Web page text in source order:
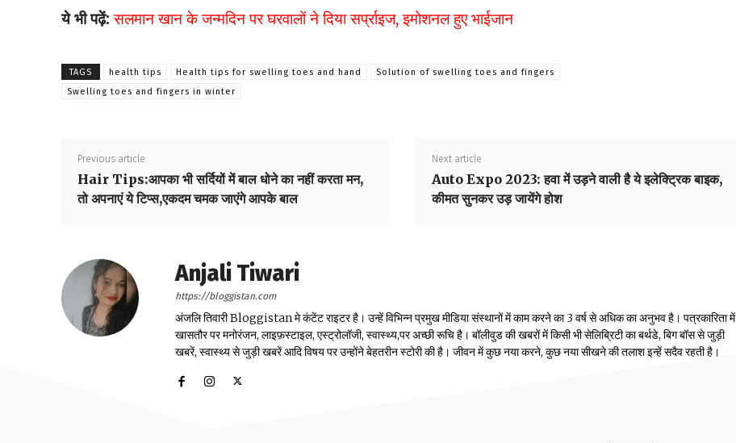
ये भी पढ़ें: सलमान खान के जन्मदिन पर घरवालों ने दिया सर्प्राइज, इमोशनल हुए भाईजान
TAGS health tips Health tips for swelling toes and hand
Solution of swelling toes and fingers
Swelling toes and fingers in winter
Previous article
Hair Tips:आपका भी सर्दियों में बाल धोने का नहीं करता मन,
तो अपनाएं ये टिप्स,एकदम चमक जाएंगे आपके बाल
Next article
Auto Expo 2023: हवा में उड़ने वाली है ये इलेक्ट्रिक बाइक,
कीमत सुनकर उड़ जायेंगे होश
Anjali Tiwari
https://bloggistan.com
अंजलि तिवारी Bloggistan मे कंटेंट राइटर है। उन्हें विभिन्न प्रमुख मीडिया संस्थानों में काम करने का 3 वर्ष से अधिक का अनुभव है। पत्रकारिता में
खासतौर पर मनोरंजन, लाइफ़स्टाइल, एस्ट्रोलॉजी, स्वास्थ्य,पर अच्छी रूचि है। बॉलीवुड की खबरों में किसी भी सेलिब्रिटी का बर्थडे, बिग बॉस से जुड़ी
खबरें, स्वास्थ्य से जुड़ी खबरें आदि विषय पर उन्होंने बेहतरीन स्टोरी की है। जीवन में कुछ नया करने, कुछ नया सीखने की तलाश इन्हें सदैव रहती है।